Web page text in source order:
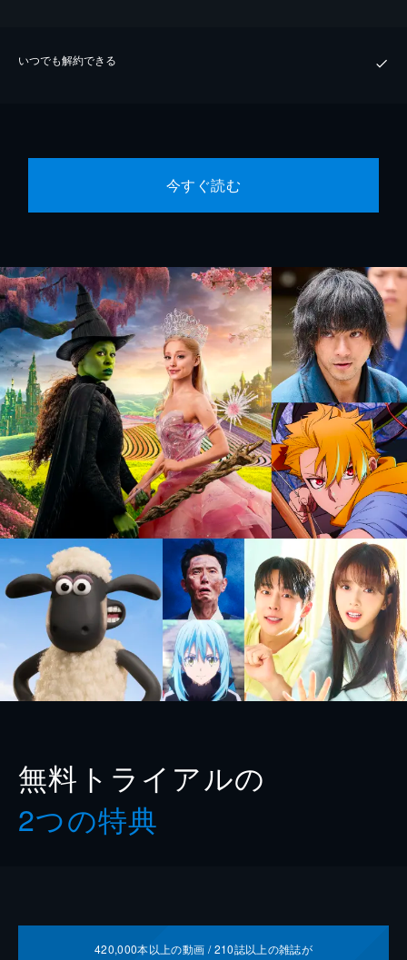
いつでも解約できる
今すぐ読む
無料トライアルの
2つの特典
420,000本以上の動画 /210誌以上の雑誌が